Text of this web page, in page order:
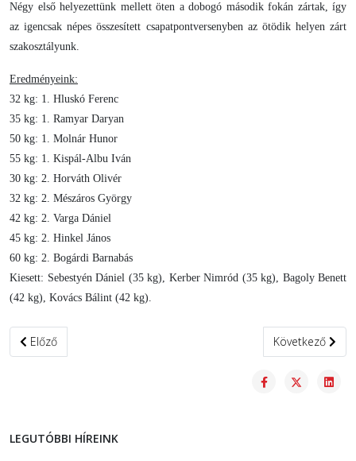
Négy első helyezettünk mellett öten a dobogó második fokán zártak, így
az igencsak népes összesített csapatpontversenyben az ötödik helyen zárt
szakosztályunk.
Eredményeink:
32 kg: 1. Hluskó Ferenc
35 kg: 1. Ramyar Daryan
50 kg: 1. Molnár Hunor
55 kg: 1. Kispál-Albu Iván
30 kg: 2. Horváth Olivér
32 kg: 2. Mészáros György
42 kg: 2. Varga Dániel
45 kg: 2. Hinkel János
60 kg: 2. Bogárdi Barnabás
Kiesett: Sebestyén Dániel (35 kg), Kerber Nimród (35 kg), Bagoly Benett
(42 kg), Kovács Bálint (42 kg).
Előző cikk: Halidovnak egy mérkőzés jutott a tiranai
Előző Következő
Következő
LEGUTÓBBI HÍREINK